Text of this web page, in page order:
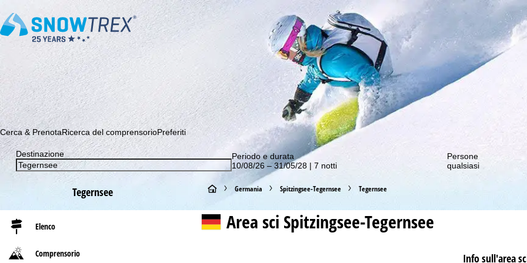
Abbonati alla nostra Newsletter e sii tra i primi a scoprire le nostre offerte migliori!
Cerca & PrenotaRicerca del comprensorioPreferiti
Destinazione
Periodo e durata
10/08/26 – 31/05/28 | 7 notti
Persone
qualsiasi
Tegernsee
Elenco
Comprensorio
H
o
Germania Spitzingsee-Tegernsee Tegernsee
Area sci Spitzingsee-Tegernsee
Info sull'area